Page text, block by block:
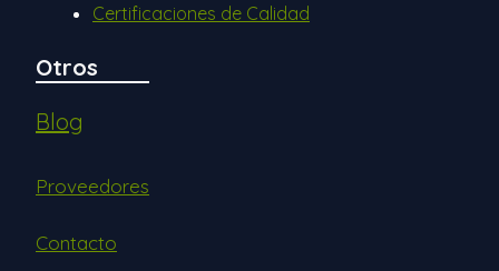
Certificaciones de Calidad
Otros
Blog
Proveedores
Contacto